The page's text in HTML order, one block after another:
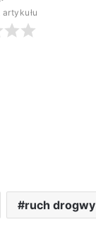
ruch drogwy